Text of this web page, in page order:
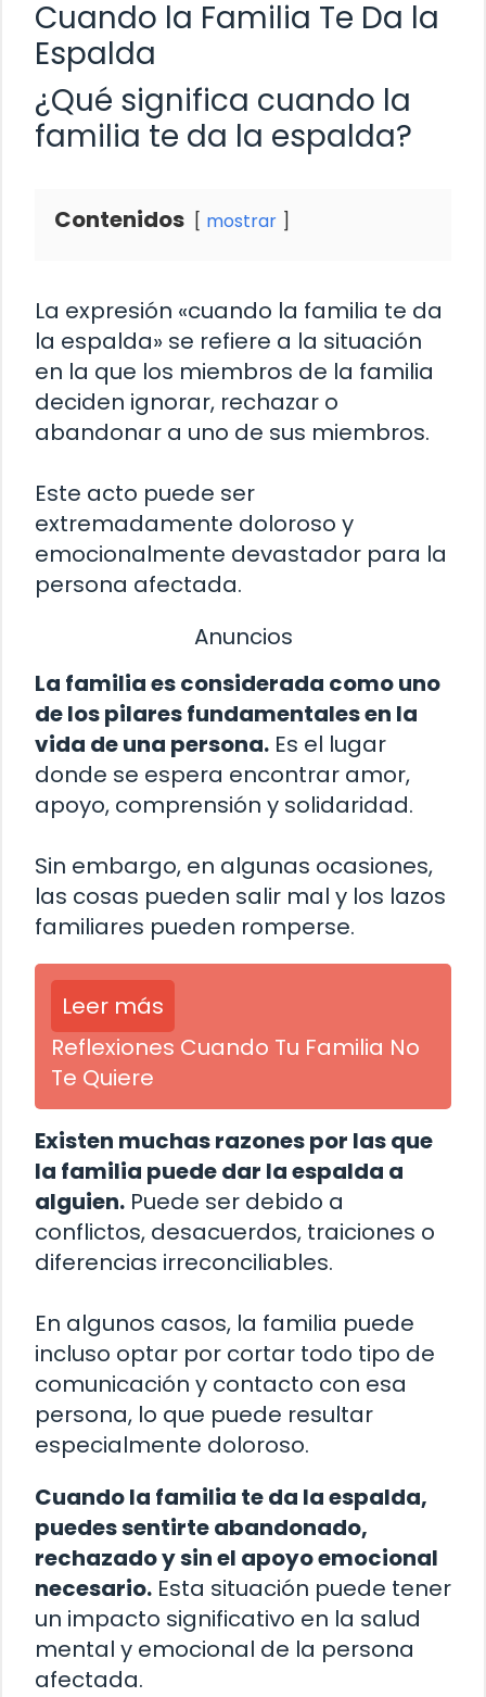
Cuando la Familia Te Da la
Espalda
¿Qué significa cuando la
familia te da la espalda?
Contenidos mostrar
La expresión «cuando la familia te da
la espalda» se refiere a la situación
en la que los miembros de la familia
deciden ignorar, rechazar o
abandonar a uno de sus miembros.
Este acto puede ser
extremadamente doloroso y
emocionalmente devastador para la
persona afectada.
Anuncios
La familia es considerada como uno
de los pilares fundamentales en la
vida de una persona. Es el lugar
donde se espera encontrar amor,
apoyo, comprensión y solidaridad.
Sin embargo, en algunas ocasiones,
las cosas pueden salir mal y los lazos
familiares pueden romperse.
Leer más
Reflexiones Cuando Tu Familia No
Te Quiere
Existen muchas razones por las que
la familia puede dar la espalda a
alguien. Puede ser debido a
conflictos, desacuerdos, traiciones o
diferencias irreconciliables.
En algunos casos, la familia puede
incluso optar por cortar todo tipo de
comunicación y contacto con esa
persona, lo que puede resultar
especialmente doloroso.
Cuando la familia te da la espalda,
puedes sentirte abandonado,
rechazado y sin el apoyo emocional
necesario. Esta situación puede tener
un impacto significativo en la salud
mental y emocional de la persona
afectada.